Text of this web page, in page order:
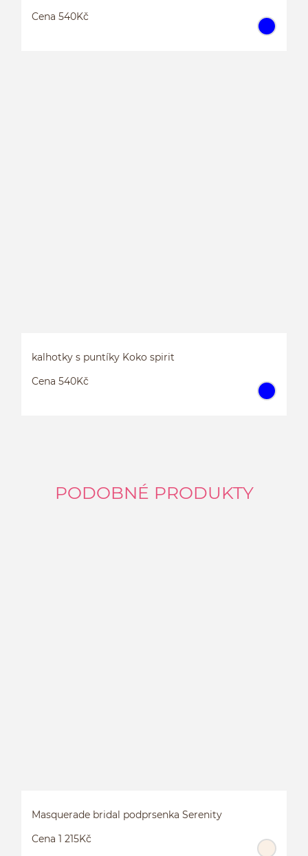
Cena 540Kč
kalhotky s puntíky Koko spirit
Cena 540Kč
PODOBNÉ PRODUKTY
Masquerade bridal podprsenka Serenity
Cena 1 215Kč